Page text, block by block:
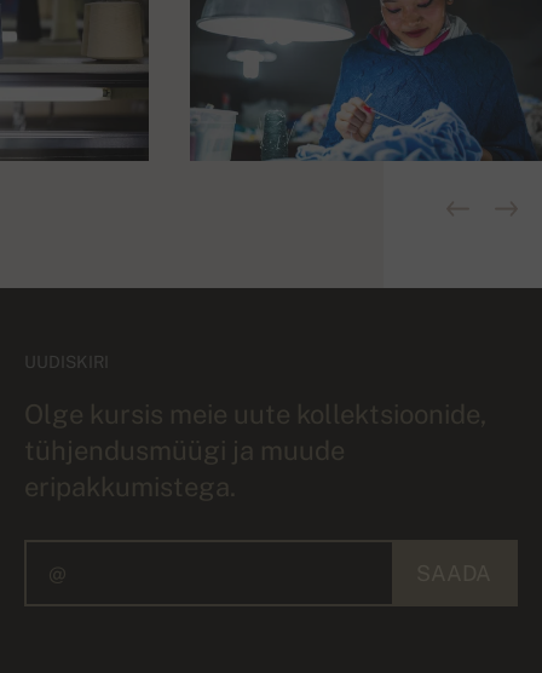
UUDISKIRI
Olge kursis meie uute kollektsioonide,
tühjendusmüügi ja muude
eripakkumistega.